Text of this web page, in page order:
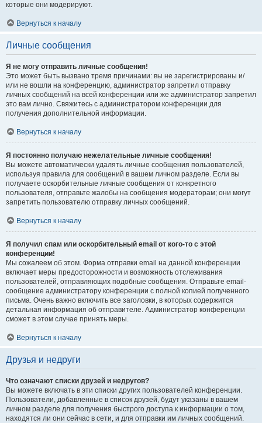
которые они модерируют.
Вернуться к началу
Личные сообщения
Я не могу отправить личные сообщения!
Это может быть вызвано тремя причинами: вы не зарегистрированы и/
или не вошли на конференцию, администратор запретил отправку
личных сообщений на всей конференции или же администратор запретил
это вам лично. Свяжитесь с администратором конференции для
получения дополнительной информации.
Вернуться к началу
Я постоянно получаю нежелательные личные сообщения!
Вы можете автоматически удалять личные сообщения пользователей,
используя правила для сообщений в вашем личном разделе. Если вы
получаете оскорбительные личные сообщения от конкретного
пользователя, отправьте жалобы на сообщения модераторам; они могут
запретить пользователю отправку личных сообщений.
Вернуться к началу
Я получил спам или оскорбительный email от кого-то с этой
конференции!
Мы сожалеем об этом. Форма отправки email на данной конференции
включает меры предосторожности и возможность отслеживания
пользователей, отправляющих подобные сообщения. Отправьте email-
сообщение администратору конференции с полной копией полученного
письма. Очень важно включить все заголовки, в которых содержится
детальная информация об отправителе. Администратор конференции
сможет в этом случае принять меры.
Вернуться к началу
Друзья и недруги
Что означают списки друзей и недругов?
Вы можете включать в эти списки других пользователей конференции.
Пользователи, добавленные в список друзей, будут указаны в вашем
личном разделе для получения быстрого доступа к информации о том,
находятся ли они сейчас в сети, и для отправки им личных сообщений.